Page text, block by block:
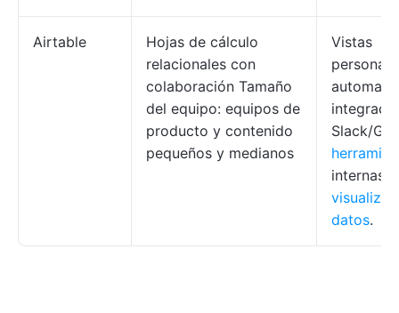
Airtable
Hojas de cálculo
relacionales con
colaboración Tamaño
del equipo: equipos de
producto y contenido
pequeños y medianos
Vistas
Slack/
internas
datos.